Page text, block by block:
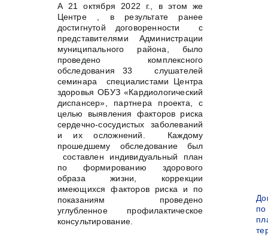
А 21 октября 2022 г., в этом же
Центре , в результате ранее
достигнутой договоренности с
представителями Администрации
муниципального района, было
проведено комплексного
обследования 33 слушателей
семинара специалистами Центра
здоровья ОБУЗ «Кардиологический
диспансер», партнера проекта, с
целью выявления факторов риска
сердечно-сосудистых заболеваний
и их осложнений. Каждому
прошедшему обследование был
составлен индивидуальный план
по формированию здорового
образа жизни, коррекции
имеющихся факторов риска и по
показаниям проведено
углубленное профилактическое
консультирование.
по